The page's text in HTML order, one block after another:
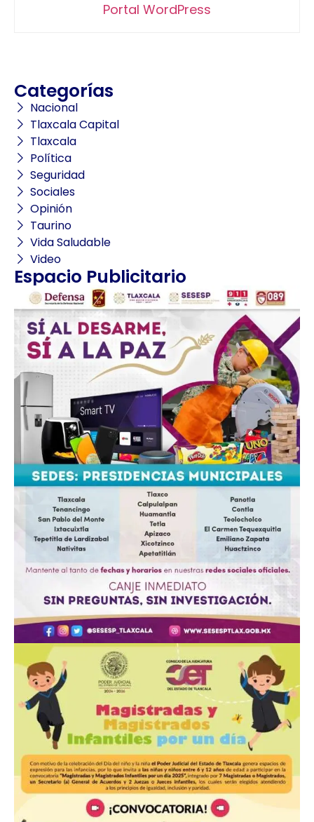
Portal WordPress
Categorías
Nacional
Tlaxcala Capital
Tlaxcala
Política
Seguridad
Sociales
Opinión
Taurino
Vida Saludable
Video
Espacio Publicitario